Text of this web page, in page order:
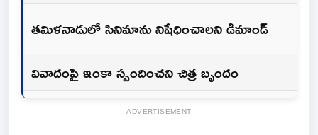
తమిళనాడులో సినిమాను నిషేధించాలని డిమాండ్
వివాదంపై ఇంకా స్పందించని చిత్ర బృందం
ADVERTISEMENT